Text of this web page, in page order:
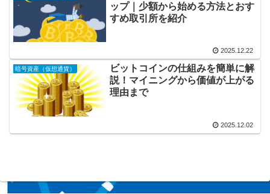
ップ｜少額から始める方法とおす
すめ取引所を紹介
2025.12.22
暗号資産（仮想通貨）
ビットコインの仕組みを簡単に解
説！マイニングから価値が上がる
理由まで
2025.12.02